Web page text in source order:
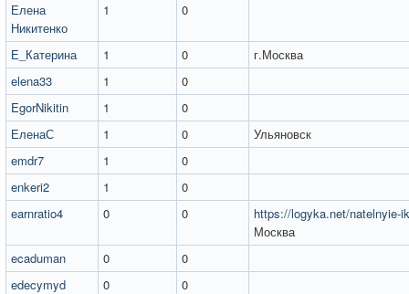
Елена
Никитенко
1 0
Е_Катерина 1 0
г.Москва
elena33
1
0
EgorNikitin
1
0
ЕленаС
1 0
Ульяновск
emdr7
1
0
enkeri2
1
0
earnratio4
0 0
https://logyka.net/natelnyie-
Москва
ecaduman
0
0
edecymyd
0
0